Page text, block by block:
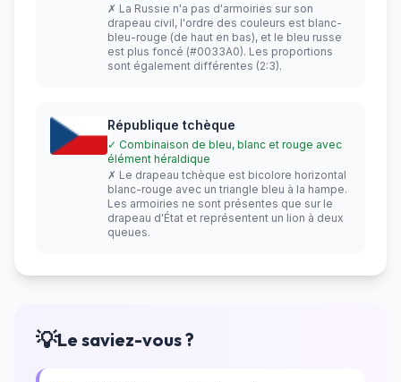
✗ La Russie n'a pas d'armoiries sur son
drapeau civil, l'ordre des couleurs est blanc-
bleu-rouge (de haut en bas), et le bleu russe
est plus foncé (#0033A0). Les proportions
sont également différentes (2:3).
République tchèque
✓ Combinaison de bleu, blanc et rouge avec
élément héraldique
✗ Le drapeau tchèque est bicolore horizontal
blanc-rouge avec un triangle bleu à la hampe.
Les armoiries ne sont présentes que sur le
drapeau d'État et représentent un lion à deux
queues.
💡Le saviez-vous ?